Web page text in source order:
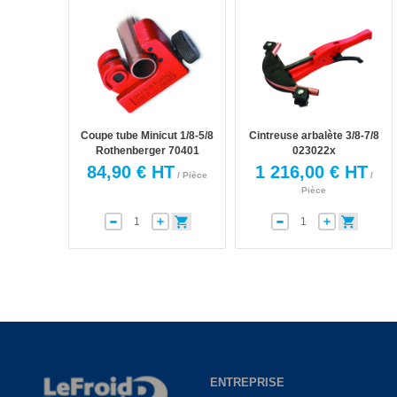
Coupe tube Minicut 1/8-5/8
Rothenberger 70401
84,90 € HT / Pièce
Cintreuse arbalète 3/8-7/8
023022x
1 216,00 € HT /
Pièce
ENTREPRISE